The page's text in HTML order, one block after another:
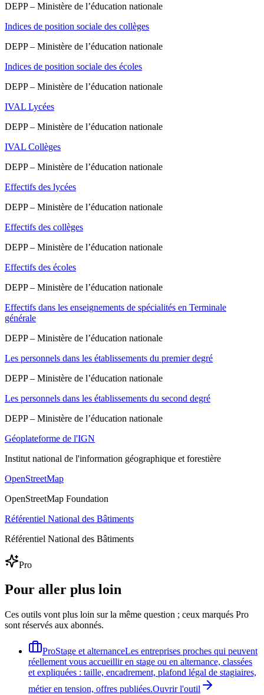
DEPP – Ministère de l’éducation nationale
Indices de position sociale des collèges
DEPP – Ministère de l’éducation nationale
Indices de position sociale des écoles
DEPP – Ministère de l’éducation nationale
IVAL Lycées
DEPP – Ministère de l’éducation nationale
IVAL Collèges
DEPP – Ministère de l’éducation nationale
Effectifs des lycées
DEPP – Ministère de l’éducation nationale
Effectifs des collèges
DEPP – Ministère de l’éducation nationale
Effectifs des écoles
DEPP – Ministère de l’éducation nationale
Effectifs dans les enseignements de spécialités en Terminale
générale
DEPP – Ministère de l’éducation nationale
Les personnels dans les établissements du premier degré
DEPP – Ministère de l’éducation nationale
Les personnels dans les établissements du second degré
DEPP – Ministère de l’éducation nationale
Géoplateforme de l'IGN
Institut national de l'information géographique et forestière
OpenStreetMap
OpenStreetMap Foundation
Référentiel National des Bâtiments
Référentiel National des Bâtiments
Pro
Pour aller plus loin
Ces outils vont plus loin sur la même question ; ceux marqués Pro
sont réservés aux abonnés.
ProStage et alternanceLes entreprises proches qui peuvent
réellement vous accueillir en stage ou en alternance, classées
et expliquées : taille, encadrement, plafond légal de stagiaires,
métier en tension, offres publiées.Ouvrir l'outil